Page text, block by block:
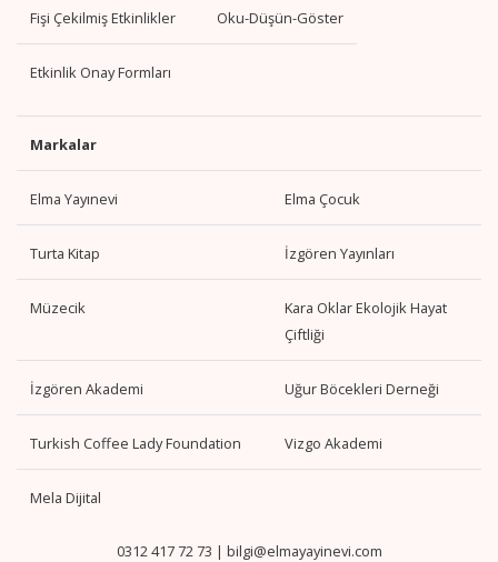
Fişi Çekilmiş Etkinlikler Oku-Düşün-Göster
Etkinlik Onay Formları
Markalar
Elma Yayınevi Elma Çocuk
Turta Kitap İzgören Yayınları
Müzecik
Kara Oklar Ekolojik Hayat
Çiftliği
İzgören Akademi Uğur Böcekleri Derneği
Turkish Coffee Lady Foundation Vizgo Akademi
Mela Dijital
0312 417 72 73 | bilgi@elmayayinevi.com